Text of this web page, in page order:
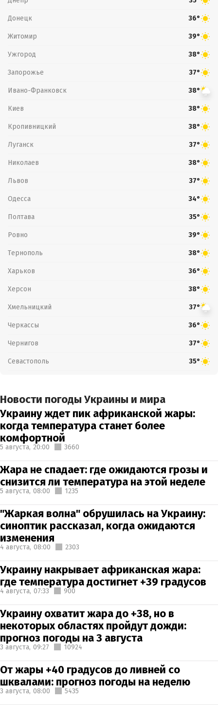
Донецк 36°
Житомир 39°
Ужгород 38°
Запорожье 37°
Ивано-Франковск 38°
Киев 38°
Кропивницкий 38°
Луганск 37°
Николаев 38°
Львов 37°
Одесса 34°
Полтава 35°
Ровно 39°
Тернополь 38°
Харьков 36°
Херсон 38°
Хмельницкий 37°
Черкассы 36°
Чернигов 37°
Севастополь 35°
Новости погоды Украины и мира
Украину ждет пик африканской жары:
когда температура станет более
комфортной
5 августа, 20:00 3660
Жара не спадает: где ожидаются грозы и
снизится ли температура на этой неделе
5 августа, 08:00 1235
"Жаркая волна" обрушилась на Украину:
синоптик рассказал, когда ожидаются
изменения
4 августа, 08:00 2303
Украину накрывает африканская жара:
где температура достигнет +39 градусов
4 августа, 07:33 900
Украину охватит жара до +38, но в
некоторых областях пройдут дожди:
прогноз погоды на 3 августа
3 августа, 09:27 10924
От жары +40 градусов до ливней со
шквалами: прогноз погоды на неделю
3 августа, 08:00 5435